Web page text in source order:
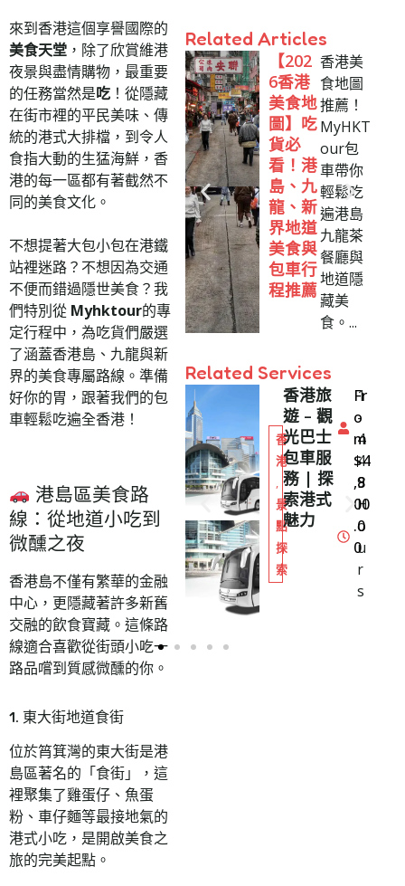
來到香港這個享譽國際的
美食天堂 ，除了欣賞維港
夜景與盡情購物，最重要
的任務當然是吃 ！從隱藏
在街市裡的平民美味、傳
統的港式大排檔，到令人
食指大動的生猛海鮮，香
港的每一區都有著截然不
同的美食文化。
不想提著大包小包在港鐵
站裡迷路？不想因為交通
不便而錯過隱世美食？我
們特別從 Myhktour的專
定行程中，為吃貨們嚴選
了涵蓋香港島、九龍與新
界的美食專屬路線。準備
好你的胃，跟著我們的包
車輕鬆吃遍全香港！
港島區美食路
線：從地道小吃到
微醺之夜
香港島不僅有繁華的金融
中心，更隱藏著許多新舊
交融的飲食寶藏。這條路
線適合喜歡從街頭小吃一
路品嚐到質感微醺的你。
1. 東大街地道食街
位於筲箕灣的東大街是港
島區著名的「食街」，這
裡聚集了雞蛋仔、魚蛋
粉、車仔麵等最接地氣的
港式小吃，是開啟美食之
旅的完美起點。
Related Articles
【202
6香港
美食地
圖】吃
貨必
看！港
島、九
龍、新
界地道
美食與
包車行
程推薦
香港美
食地圖
推薦！
MyHKT
our包
車帶你
輕鬆吃
遍港島
九龍茶
餐廳與
地道隱
藏美
食。...
Related Services
景
點
探
香港旅
遊 – 觀
鬆遊覽
香港
1
s
Fr
香
港
景
點
探
索
香港旅
遊 – 觀
光巴士
包車服
務 | 探
索港式
魅力
1
-
4
4
9
H
o
u
r
s
Fr
o
m
$4
,8
00
.0
0